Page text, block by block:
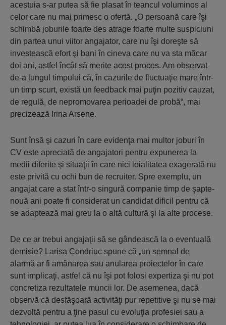
acestuia s-ar putea să fie plasat în teancul voluminos al
celor care nu mai primesc o ofertă. „O persoană care îşi
schimbă joburile foarte des atrage foarte multe suspiciuni
din partea unui viitor angajator, care nu îşi doreşte să
investească efort şi bani în cineva care nu va sta măcar
doi ani, astfel încât să merite acest proces. Am observat
de-a lungul timpului că, în cazurile de fluctuaţie mare într-
un timp scurt, există un feedback mai puţin pozitiv cauzat,
de regulă, de nepromovarea perioadei de probă“, mai
precizează Irina Arsene.
Sunt însă şi cazuri în care evidenţa mai multor joburi în
CV este apreciată de angajatori pentru expunerea la
medii diferite şi situaţii în care nici loialitatea exagerată nu
este privită cu ochi bun de recruiter. Spre exemplu, un
angajat care a stat într-o singură companie timp de şapte-
nouă ani poate fi considerat un candidat dificil pentru că
se adaptează mai greu la o altă cultură şi la alte procese.
De ce ar trebui angajaţii să se gândească la o eventuală
demisie? Larisa Condriuc spune că „un semnal de
alarmă ar fi amânarea sau anularea proiectelor în care
sunt implicaţi, astfel că nu îşi pot folosi expertiza şi nu pot
concretiza rezultatele muncii lor. De asemenea, dacă
observă că desfăşoară activităţi pur repetitive şi nu se mai
dezvoltă pentru a ţine pasul cu evoluţia profesiei sau a